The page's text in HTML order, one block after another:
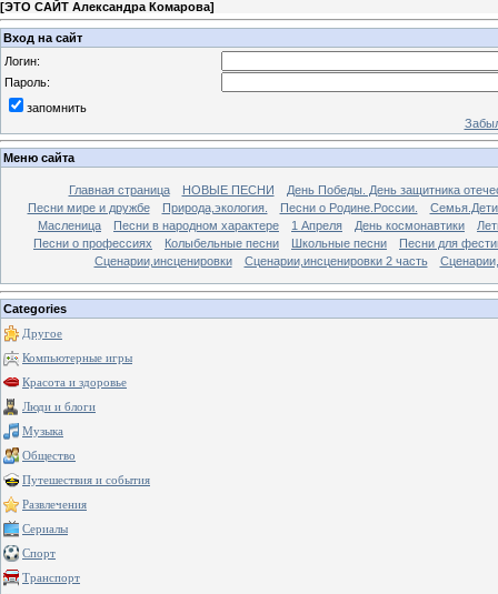
[ЭТО САЙТ Александра Комарова]
Вход на сайт
Логин:
Пароль:
запомнить
Меню сайта
Главная страница НОВЫЕ ПЕСНИ
День Победы. День защитника
Песни мире и дружбе
Природа,экология. Песни о Родине.России.
Масленица
Песни в народном характере 1 Апреля День космонавтики
Песни о профессиях
Колыбельные песни Школьные песни
Песни для
Сценарии,инсценировки
Сценарии,инсценировки 2 часть
Categories
Другое
Компьютерные игры
Красота и здоровье
Люди и блоги
Музыка
Общество
Путешествия и события
Развлечения
Сериалы
Спорт
Транспорт